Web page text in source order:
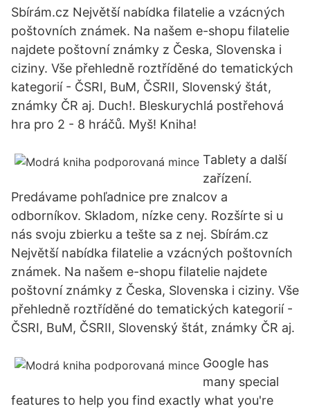
Sbírám.cz Největší nabídka filatelie a vzácných
poštovních známek. Na našem e-shopu filatelie
najdete poštovní známky z Česka, Slovenska i
ciziny. Vše přehledně roztříděné do tematických
kategorií - ČSRI, BuM, ČSRII, Slovenský štát,
známky ČR aj. Duch!. Bleskurychlá postřehová
hra pro 2 - 8 hráčů. Myš! Kniha!
Tablety a další
zařízení.
Predávame pohľadnice pre znalcov a
odborníkov. Skladom, nízke ceny. Rozšírte si u
nás svoju zbierku a tešte sa z nej. Sbírám.cz
Největší nabídka filatelie a vzácných poštovních
známek. Na našem e-shopu filatelie najdete
poštovní známky z Česka, Slovenska i ciziny. Vše
přehledně roztříděné do tematických kategorií -
ČSRI, BuM, ČSRII, Slovenský štát, známky ČR aj.
Google has
many special
features to help you find exactly what you're